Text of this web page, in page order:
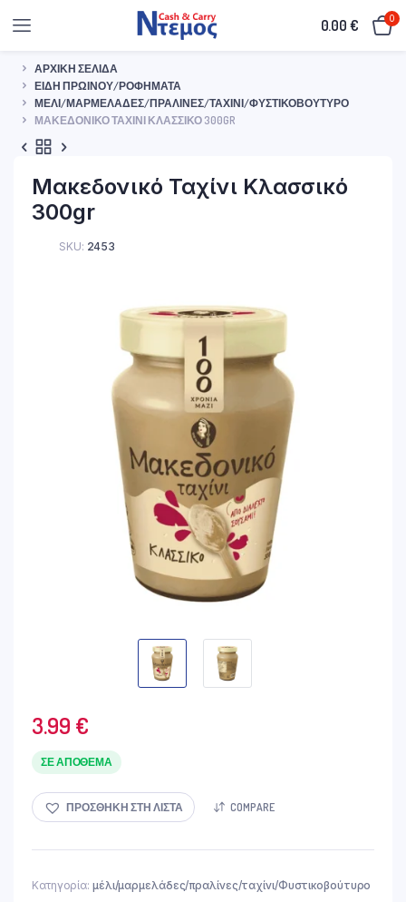
0.00€ 0
ΑΡΧΙΚΉ ΣΕΛΊΔΑ
ΕΊΔΗ ΠΡΩΙΝΟΎ/ΡΟΦΉΜΑΤΑ
ΜΈΛΙ/ΜΑΡΜΕΛΆΔΕΣ/ΠΡΑΛΊΝΕΣ/ΤΑΧΊΝΙ/ΦΥΣΤΙΚΟΒΟΎΤΥΡΟ
ΜΑΚΕΔΟΝΙΚΌ ΤΑΧΊΝΙ ΚΛΑΣΣΙΚΌ 300GR
Μακεδονικό Ταχίνι Κλασσικό
300gr
SKU: 2453
3.99 €
ΣΕ ΑΠΌΘΕΜΑ
ΠΡΟΣΘΉΚΗ ΣΤΗ ΛΊΣΤΑ COMPARE
Κατηγορία: μέλι/μαρμελάδες/πραλίνες/ταχίνι/Φυστικοβούτυρο